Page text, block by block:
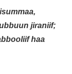
jiraniif;
haa